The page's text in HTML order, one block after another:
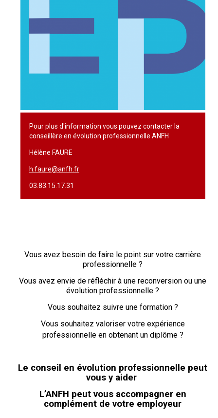
Pour plus d'information vous pouvez contacter la
conseillère en évolution professionnelle ANFH
Hélène FAURE
h.faure@anfh.fr
03.83.15.17.31
Vous avez besoin de faire le point sur votre carrière
professionnelle ?
Vous avez envie de réfléchir à une reconversion ou une
évolution professionnelle ?
Vous souhaitez suivre une formation ?
Vous souhaitez valoriser votre expérience
professionnelle en obtenant un diplôme ?
Le conseil en évolution professionnelle peut
vous y aider
L’ANFH peut vous accompagner en
complément de votre employeur